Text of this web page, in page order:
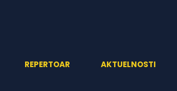
REPERTOAR AKTUELNOSTI